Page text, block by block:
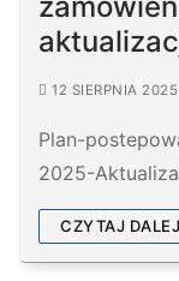
12 SIERPNIA 2025
Plan-
2025-
CZYTAJ